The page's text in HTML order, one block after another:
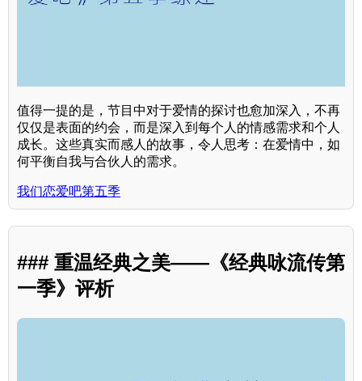
值得一提的是，节目中对于爱情的探讨也愈加深入，不再
仅仅是表面的约会，而是深入到每个人的情感需求和个人
成长。这些真实而感人的故事，令人思考：在爱情中，如
何平衡自我与合伙人的需求。
我们恋爱吧第五季
### 重温经典之美——《经典咏流传第
一季》评析